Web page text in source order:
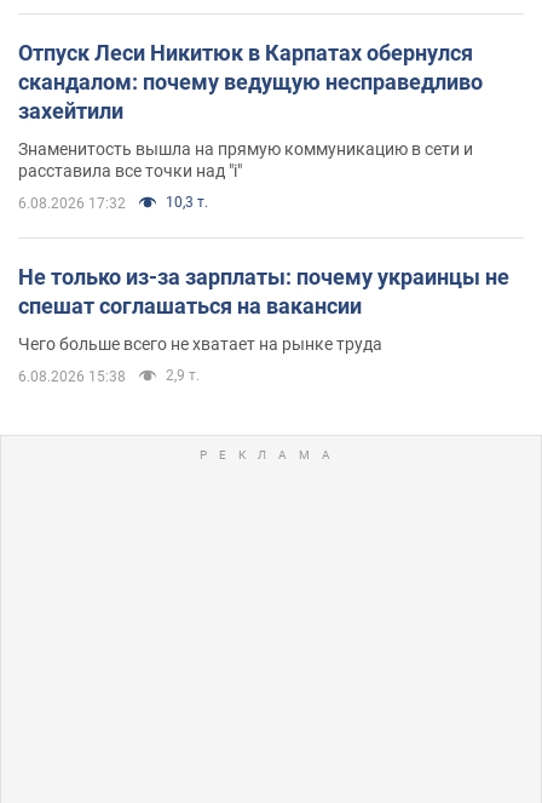
Отпуск Леси Никитюк в Карпатах обернулся
скандалом: почему ведущую несправедливо
захейтили
Знаменитость вышла на прямую коммуникацию в сети и
расставила все точки над "i"
6.08.2026 17:32 10,3 т.
Не только из-за зарплаты: почему украинцы не
спешат соглашаться на вакансии
Чего больше всего не хватает на рынке труда
6.08.2026 15:38 2,9 т.